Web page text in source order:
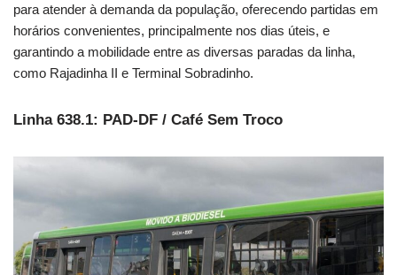
para atender à demanda da população, oferecendo partidas em
horários convenientes, principalmente nos dias úteis, e
garantindo a mobilidade entre as diversas paradas da linha,
como Rajadinha II e Terminal Sobradinho.
Linha 638.1: PAD-DF / Café Sem Troco